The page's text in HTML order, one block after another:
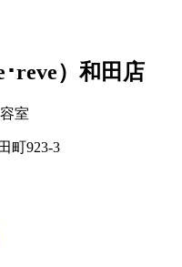
reve）和田店
室
町923-3